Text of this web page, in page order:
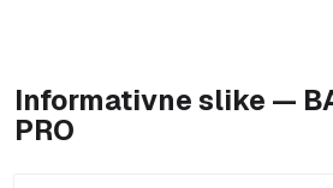
Informativne slike —
PRO